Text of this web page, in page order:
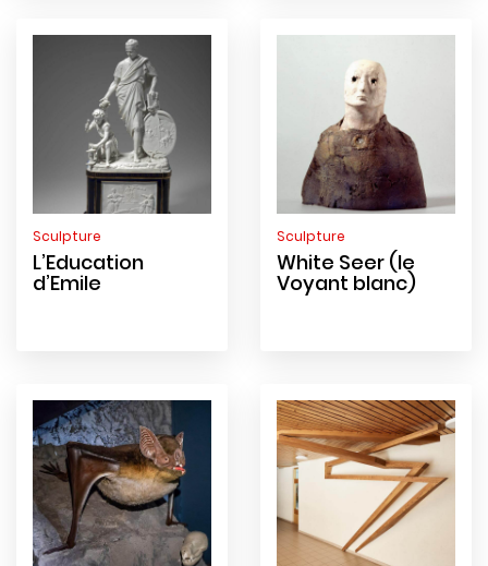
Sculpture
L’Education
d’Emile
Sculpture
White Seer (le
Voyant blanc)